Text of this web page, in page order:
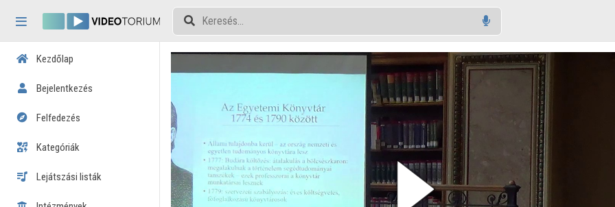
Tartalom kihagyása
Kezdőlap
Bejelentkezés
Felfedezés
Kategóriák
Lejátszási listák